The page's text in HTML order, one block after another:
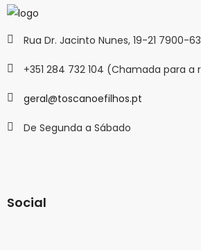
Rua Dr. Jacinto Nunes, 19-21 7900-
+351 284 732 104 (Chamada para
geral@toscanoefilhos.pt
De Segunda a Sábado
Social